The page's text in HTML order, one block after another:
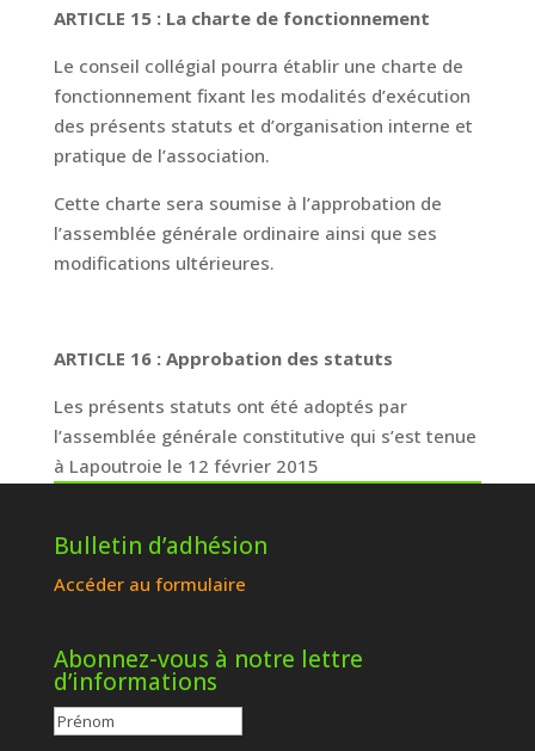
ARTICLE 15 : La charte de fonctionnement
Le conseil collégial pourra établir une charte de
fonctionnement fixant les modalités d’exécution
des présents statuts et d’organisation interne et
pratique de l’association.
Cette charte sera soumise à l’approbation de
l’assemblée générale ordinaire ainsi que ses
modifications ultérieures.
ARTICLE 16 : Approbation des statuts
Les présents statuts ont été adoptés par
l’assemblée générale constitutive qui s’est tenue
à Lapoutroie le 12 février 2015
Bulletin d’adhésion
Accéder au formulaire
Abonnez-vous à notre lettre
d’informations